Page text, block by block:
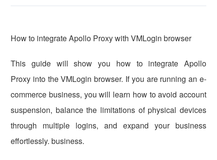
How to integrate Apollo Proxy with VMLogin browser
This guide will show you how to integrate Apollo
Proxy into the VMLogin browser. If you are running an e-
commerce business, you will learn how to avoid account
suspension, balance the limitations of physical devices
through multiple logins, and expand your business
effortlessly. business.